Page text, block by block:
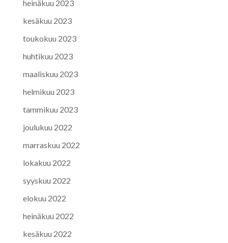
heinäkuu 2023
kesäkuu 2023
toukokuu 2023
huhtikuu 2023
maaliskuu 2023
helmikuu 2023
tammikuu 2023
joulukuu 2022
marraskuu 2022
lokakuu 2022
syyskuu 2022
elokuu 2022
heinäkuu 2022
kesäkuu 2022